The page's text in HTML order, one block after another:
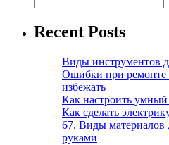
Recent Posts
Виды инструментов
Ошибки при ремонте
избежать
Как настроить
Как сделать
67. Виды материалов
руками